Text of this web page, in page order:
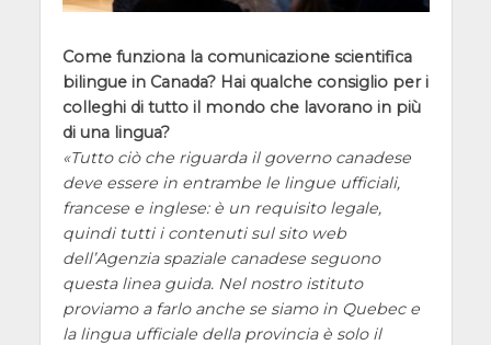
Come funziona la comunicazione scientifica
bilingue in Canada? Hai qualche consiglio per i
colleghi di tutto il mondo che lavorano in più
di una lingua?
Tutto ciò che riguarda il governo canadese
deve essere in entrambe le lingue ufficiali,
francese e inglese: è un requisito legale,
quindi tutti i contenuti sul sito web
dell’Agenzia spaziale canadese seguono
questa linea guida. Nel nostro istituto
proviamo a farlo anche se siamo in Quebec e
la lingua ufficiale della provincia è solo il